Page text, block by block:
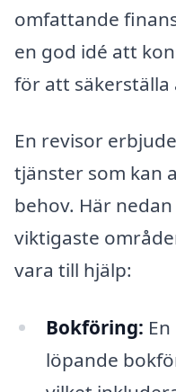
omfattande
en god idé att
för att
En revisor
tjänster som kan
behov. Här
viktigaste
vara till hjälp:
Bokföring:
löpande